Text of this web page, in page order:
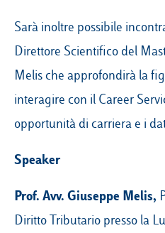
Sarà inoltre possibile
Direttore Scientifico del
Melis che approfondirà la
interagire con il Career
opportunità di carriera e i
Speaker
Prof. Avv. Giuseppe Melis,
Diritto Tributario presso la